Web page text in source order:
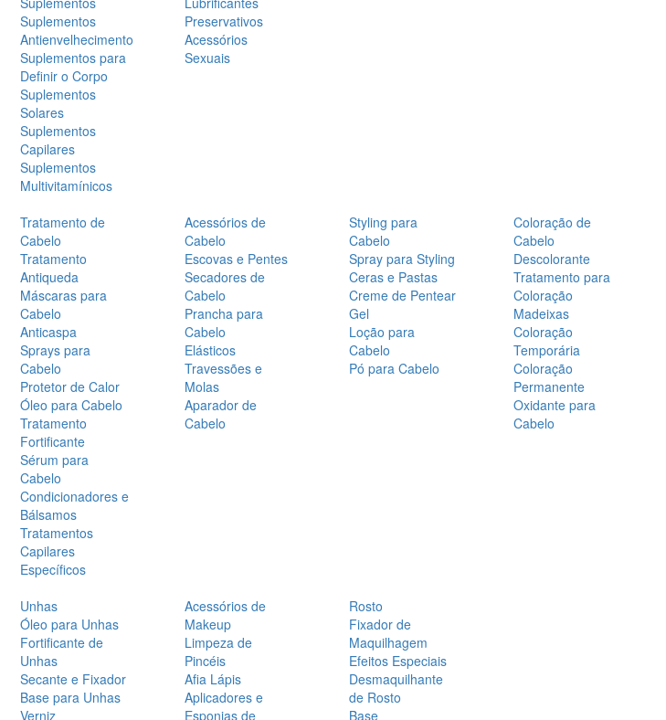
Suplementos
Antienvelhecimento
Suplementos para
Definir o Corpo
Suplementos
Solares
Suplementos
Capilares
Suplementos
Multivitamínicos
Preservativos
Acessórios
Sexuais
Tratamento de
Cabelo
Tratamento
Antiqueda
Máscaras para
Cabelo
Anticaspa
Sprays para
Cabelo
Protetor de Calor
Óleo para Cabelo
Tratamento
Fortificante
Sérum para
Cabelo
Condicionadores e
Bálsamos
Tratamentos
Capilares
Específicos
Acessórios de
Cabelo
Escovas e Pentes
Secadores de
Cabelo
Prancha para
Cabelo
Elásticos
Travessões e
Molas
Aparador de
Cabelo
Styling para
Cabelo
Spray para Styling
Ceras e Pastas
Creme de Pentear
Gel
Loção para
Cabelo
Pó para Cabelo
Coloração de
Cabelo
Descolorante
Tratamento para
Coloração
Madeixas
Coloração
Temporária
Coloração
Permanente
Oxidante para
Cabelo
Unhas
Óleo para Unhas
Fortificante de
Unhas
Secante e Fixador
Base para Unhas
Verniz
Acessórios de
Makeup
Limpeza de
Pincéis
Afia Lápis
Aplicadores e
Esponjas de
Rosto
Fixador de
Maquilhagem
Efeitos Especiais
Desmaquilhante
de Rosto
Base